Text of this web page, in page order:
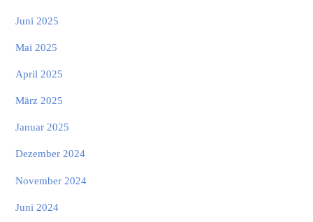
Juni 2025
Mai 2025
April 2025
März 2025
Januar 2025
Dezember 2024
November 2024
Juni 2024